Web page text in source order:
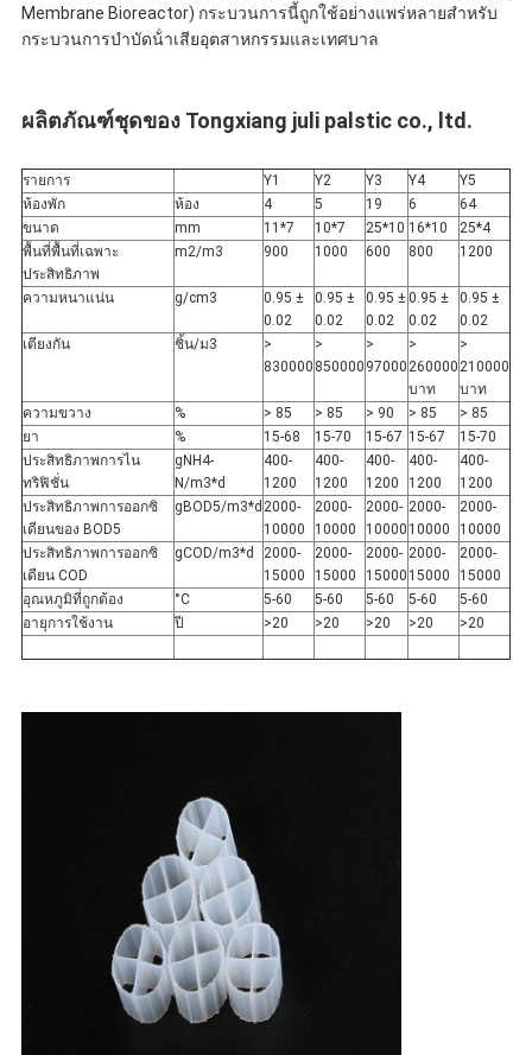
Membrane Bioreactor) กระบวนการนี้ถูกใช้อย่างแพร่หลายสําหรับ
กระบวนการบําบัดน้ําเสียอุตสาหกรรมและเทศบาล
ผลิตภัณฑ์ชุดของ Tongxiang juli palstic co., ltd.
รายการ Y1 Y2 Y3 Y4
Y5
ห้องพัก
ห้อง 4 5 19 6
64
ขนาด
mm 11*7 10*7 25*10 16*10
25*4
พื้นที่พื้นที่เฉพาะ
ประสิทธิภาพ
m2/m3 900 1000 600 800 1200
ความหนาแน่น g/cm3
0.95 ±
0.02
0.95 ±
0.02
0.95 ±
0.02
0.95 ±
0.02
0.95 ±
0.02
เตียงกัน
ชิ้น/ม3
>
830000
>
850000
>
97000
>
260000
บาท
>
210000
บาท
ความขวาง
% > 85 > 85 > 90 > 85
> 85
ยา
% 15-68 15-70 15-67 15-67
15-70
ประสิทธิภาพการไน
ทริฟิชั่น
gNH4-
N/m3*d
400-
1200
400-
1200
400-
1200
400-
1200
400-
1200
ประสิทธิภาพการออกซิ
เดียนของ BOD5
gBOD5/m3*d 2000-
10000
2000-
10000
2000-
10000
2000-
10000
2000-
10000
ประสิทธิภาพการออกซิ
เดียน COD
gCOD/m3*d
2000-
15000
2000-
15000
2000-
15000
2000-
15000
2000-
15000
อุณหภูมิที่ถูกต้อง
°C 5-60 5-60 5-60 5-60
5-60
อายุการใช้งาน
ปี >20 >20 >20 >20 >20